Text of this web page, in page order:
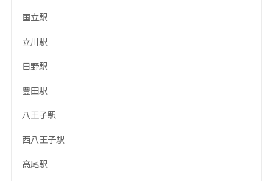
国立駅
立川駅
日野駅
豊田駅
八王子駅
西八王子駅
高尾駅